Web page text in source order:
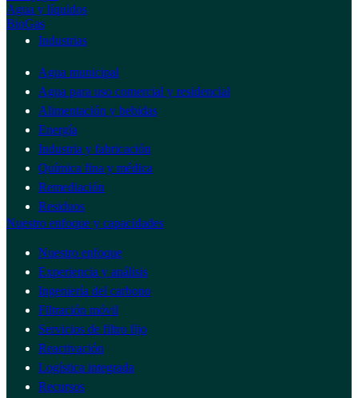
Agua y líquidos
BioGas
Industrias
Agua municipal
Agua para uso comercial y residencial
Alimentación y bebidas
Energía
Industria y fabricación
Química fina y médica
Remediación
Residuos
Nuestro enfoque y capacidades
Nuestro enfoque
Experiencia y análisis
Ingeniería del carbono
Filtración móvil
Servicios de filtro fijo
Reactivación
Logística integrada
Recursos